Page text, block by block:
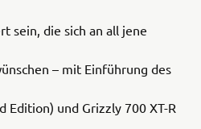
sein, die sich an all jene
– mit Einführung des
Edition) und Grizzly 700 XT-R